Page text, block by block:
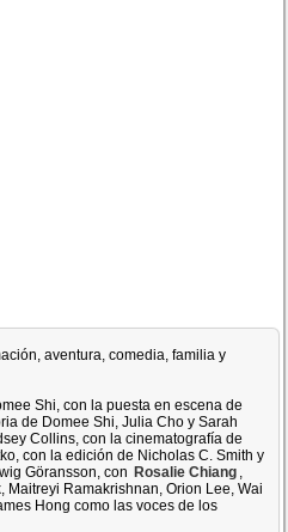
aventura, comedia, familia y
Shi, con la puesta en escena de
de Domee Shi, Julia Cho y Sarah
Collins, con la cinematografía de
con la edición de Nicholas C. Smith y
Göransson, con Rosalie Chiang ,
Maitreyi Ramakrishnan, Orion Lee, Wai
Hong como las voces de los